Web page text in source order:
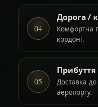
04
Дорога /
Комфортна
кордоні.
05
Доставка
аеропорту.